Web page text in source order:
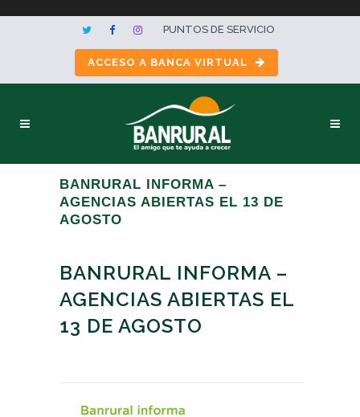
PUNTOS DE SERVICIO
ACCESO A BANCA VIRTUAL
BANRURAL INFORMA –
AGENCIAS ABIERTAS EL 13 DE
AGOSTO
BANRURAL INFORMA –
AGENCIAS ABIERTAS EL
13 DE AGOSTO